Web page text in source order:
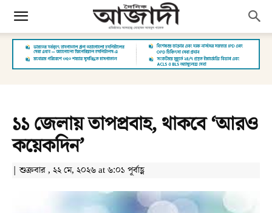
১১ জেলায় তাপপ্রবাহ, থাকবে ‘আরও
কয়েকদিন’
| শুক্রবার , ২২ মে, ২০২৬ at ৬:০১ পূর্বাহ্ণ